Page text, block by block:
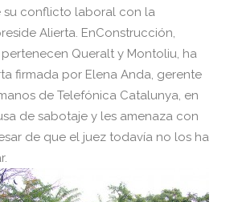
su conflicto laboral con la
Alierta. EnConstrucción,
Queralt y Montoliu, ha
firmada por Elena Anda, gerente
de Telefónica Catalunya, en
de sabotaje y les amenaza con
de que el juez todavía no los ha